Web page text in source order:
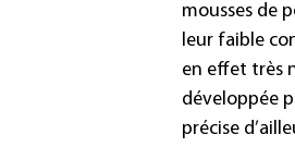
mousses de
leur faible
en effet très
développée
précise